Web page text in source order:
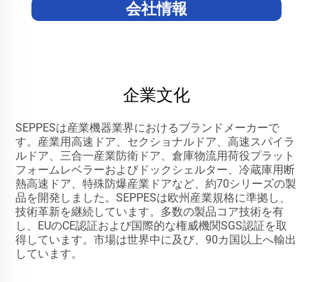
会社情報
企業文化
SEPPESは産業機器業界におけるブランドメーカーで
す。産業用高速ドア、セクショナルドア、高速スパイラ
ルドア、三合一産業防衛ドア、倉庫物流用荷役プラット
フォームレベラーおよびドックシェルター、冷蔵庫用断
熱高速ドア、特殊防爆産業ドアなど、約70シリーズの製
品を開発しました。SEPPESは欧州産業規格に準拠し、
技術革新を継続しています。多数の製品コア技術を有
し、EUのCE認証および国際的な権威機関SGS認証を取
得しています。市場は世界中に及び、90カ国以上へ輸出
しています。